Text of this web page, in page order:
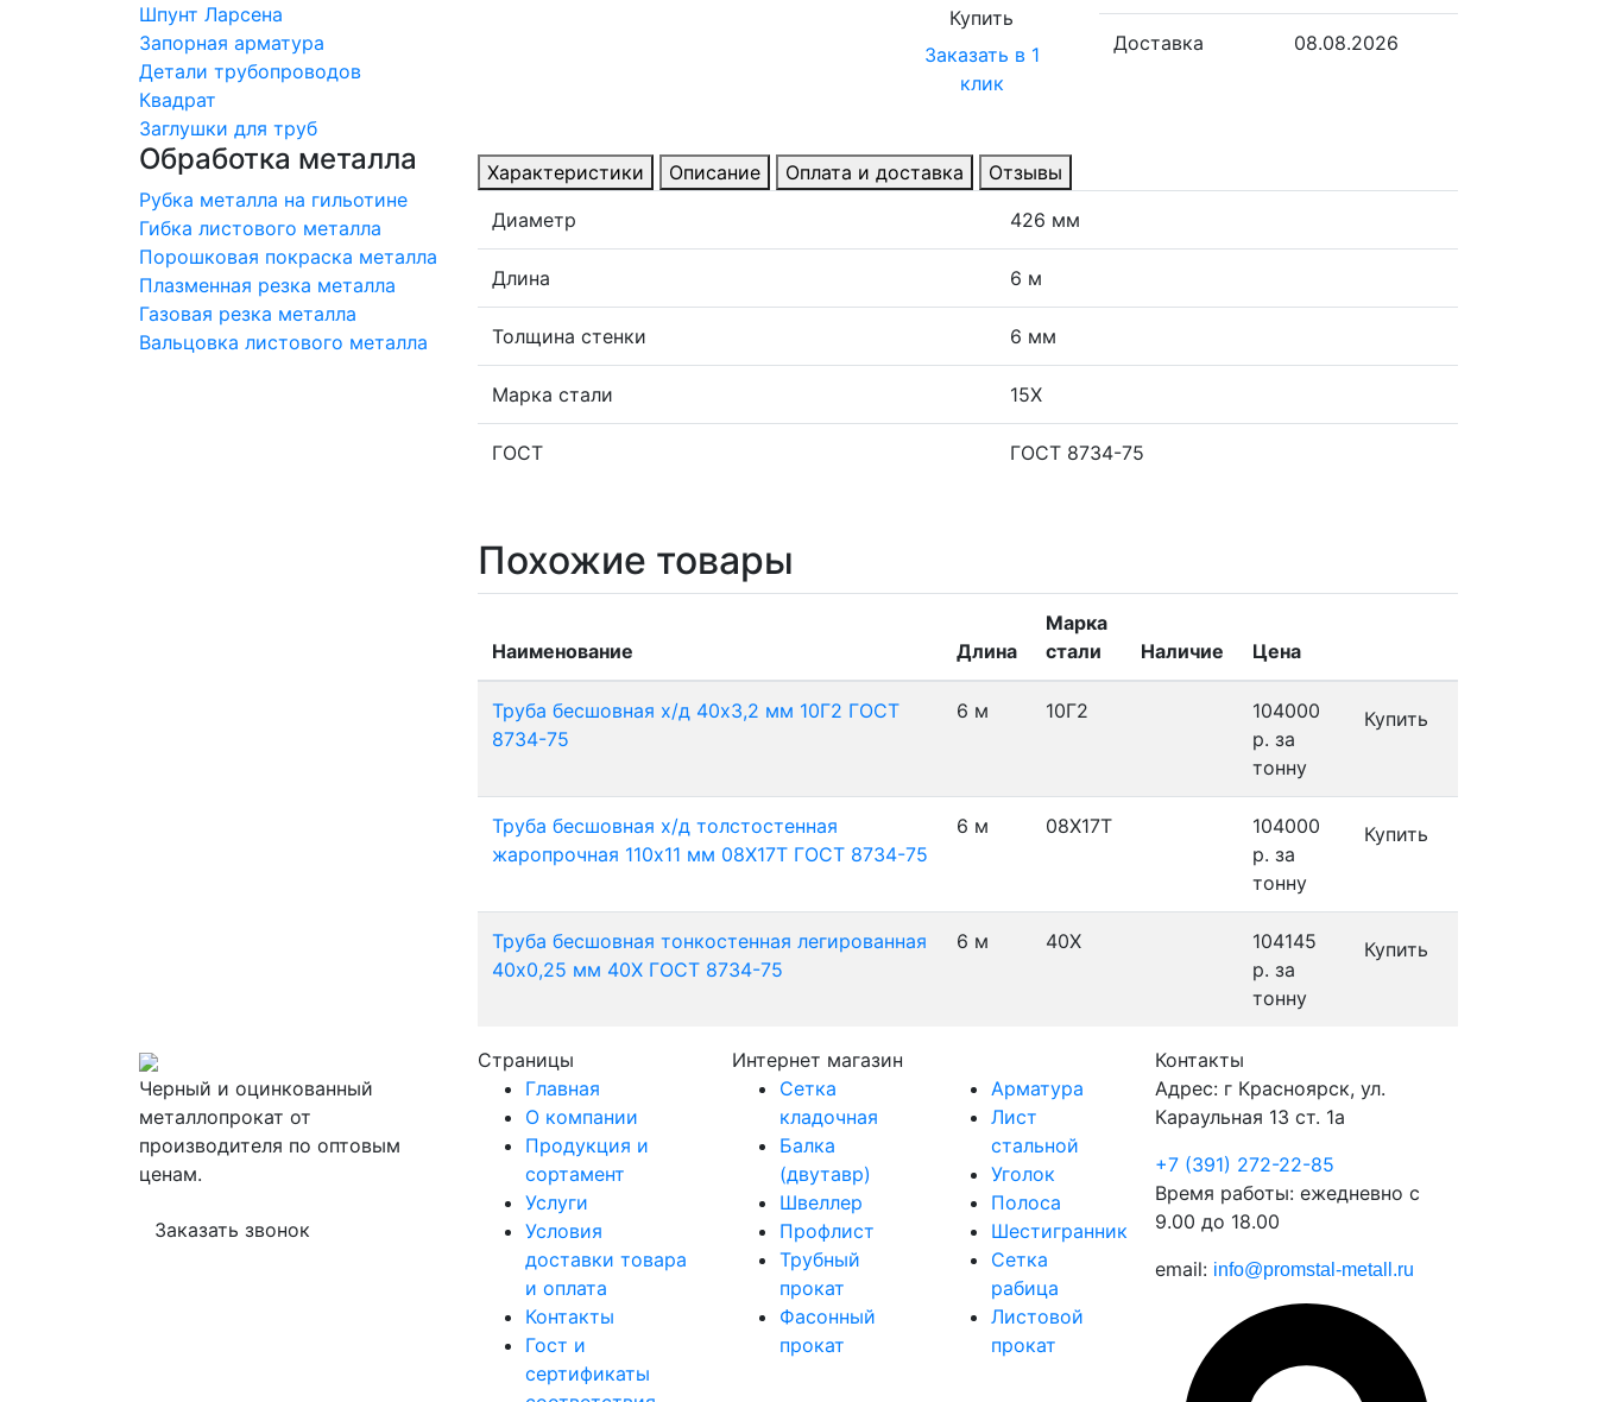
Купить
Заказать в 1
клик
Доставка 08.08.2026
Характеристики Описание Оплата и доставка
Отзывы
Диаметр
426 мм
Длина 6 м
Толщина стенки 6 мм
Марка стали 15Х
ГОСТ ГОСТ 8734-75
Похожие товары
Наименование Длина
Марка
стали
Наличие Цена
Труба бесшовная х/д 40х3,2 мм 10Г2 ГОСТ
8734-75
6 м 10Г2
104000
р. за
тонну
Купить
Труба бесшовная х/д толстостенная
жаропрочная 110х11 мм 08Х17Т ГОСТ 8734-75
6 м 08Х17Т
104000
р. за
тонну
Купить
Труба бесшовная тонкостенная легированная
40х0,25 мм 40Х ГОСТ 8734-75
6 м 40Х
104145
р. за
тонну
Купить
Шпунт Ларсена
Запорная арматура
Детали трубопроводов
Квадрат
Заглушки для труб
Обработка металла
Рубка металла на гильотине
Гибка листового металла
Порошковая покраска металла
Плазменная резка металла
Газовая резка металла
Вальцовка листового металла
Черный и оцинкованный
металлопрокат от
производителя по оптовым
ценам.
Заказать звонок
Страницы
Главная
О компании
Продукция и
сортамент
Услуги
Условия
доставки товара
и оплата
Контакты
Гост и
сертификаты
Интернет магазин
Сетка
кладочная
Балка
(двутавр)
Швеллер
Профлист
Трубный
прокат
Фасонный
прокат
Арматура
Лист
стальной
Уголок
Полоса
Шестигранник
Сетка
рабица
Листовой
прокат
Контакты
Адрес: г Красноярск, ул.
Караульная 13 ст. 1а
+7 (391) 272-22-85
Время работы: ежедневно с
9.00 до 18.00
email: info@promstal-metall.ru